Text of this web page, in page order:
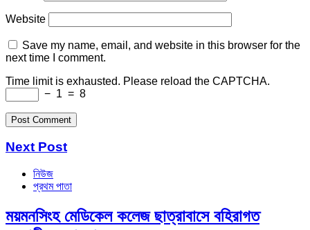
Website
Save my name, email, and website in this browser for the
next time I comment.
Time limit is exhausted. Please reload the CAPTCHA.
− 1 = 8
Next Post
নিউজ
প্রথম পাতা
ময়মনসিংহ মেডিকেল কলেজ ছাত্রাবাসে বহিরাগত